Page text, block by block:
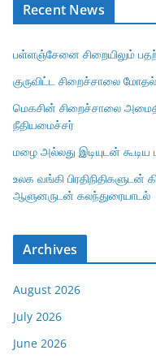
Recent News
பள்ளஞ்சேனை சிறையிலும்
குருவிட்ட சிறைச்சாலை
மெகசின் சிறைச்சாலை
நீதியமைச்சர்
மழை அல்லது இடியுடன்
உலக வங்கி பிரதிநிதிகளுடன்
ஆளுனருடன் கலந்துரையாடல்
Archives
August 2026
July 2026
June 2026